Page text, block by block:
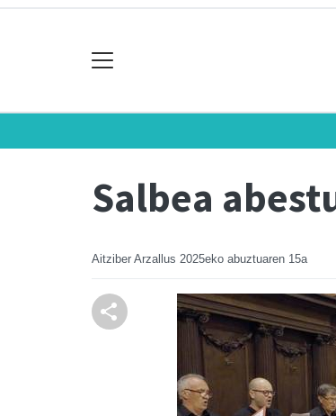
Salbea
Aitziber Arzallus 2025eko abuztuaren 15a